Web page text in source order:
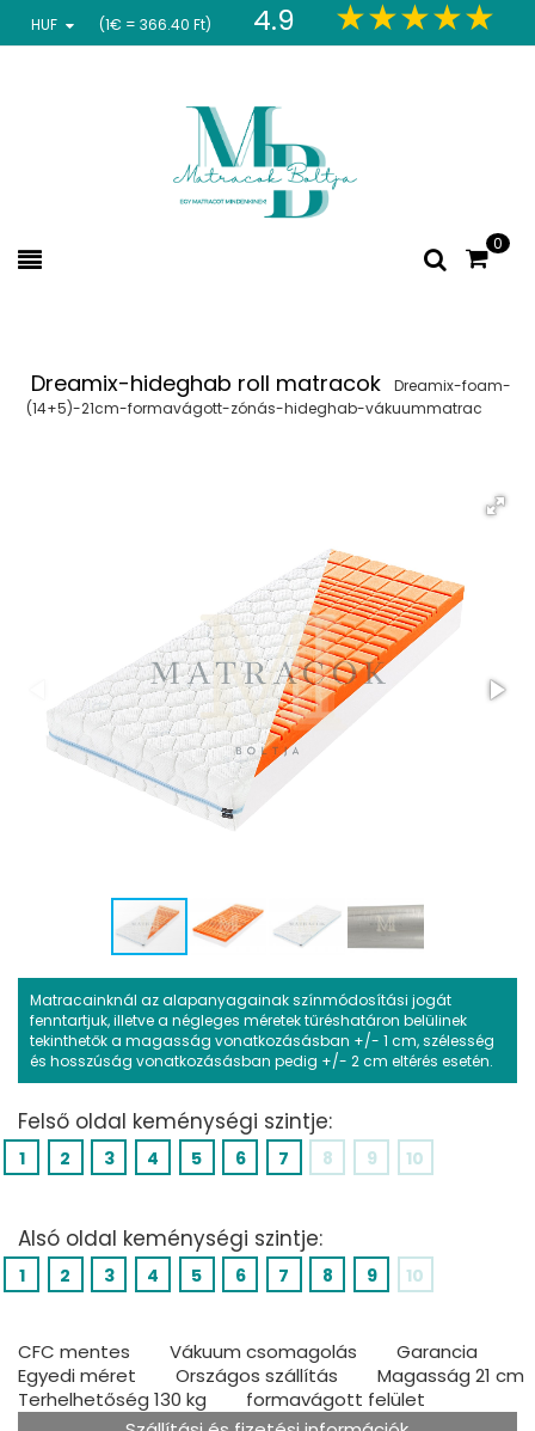
HUF (1€ = 366.40 Ft) 4.9
0
Dreamix-hideghab roll matracok
Dreamix-foam-
(14+5)-21cm-formavágott-zónás-hideghab-vákuummatrac
Matracainknál az alapanyagainak színmódosítási jogát
fenntartjuk, illetve a négleges méretek tűréshatáron belülinek
tekinthetők a magasság vonatkozásásban +/- 1 cm, szélesség
és hosszúság vonatkozásásban pedig +/- 2 cm eltérés esetén.
Felső oldal keménységi szintje:
1 2 3 4 5 6 7 8 9 10
Alsó oldal keménységi szintje:
1 2 3 4 5 6 7 8 9 10
CFC mentes Vákuum csomagolás
Garancia
Egyedi méret
Országos szállítás
Magasság 21 cm
Terhelhetőség 130 kg
formavágott felület